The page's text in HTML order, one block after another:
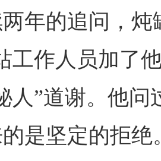
年的追问，炖
工作人员加了
人”道谢。他问
是坚定的拒